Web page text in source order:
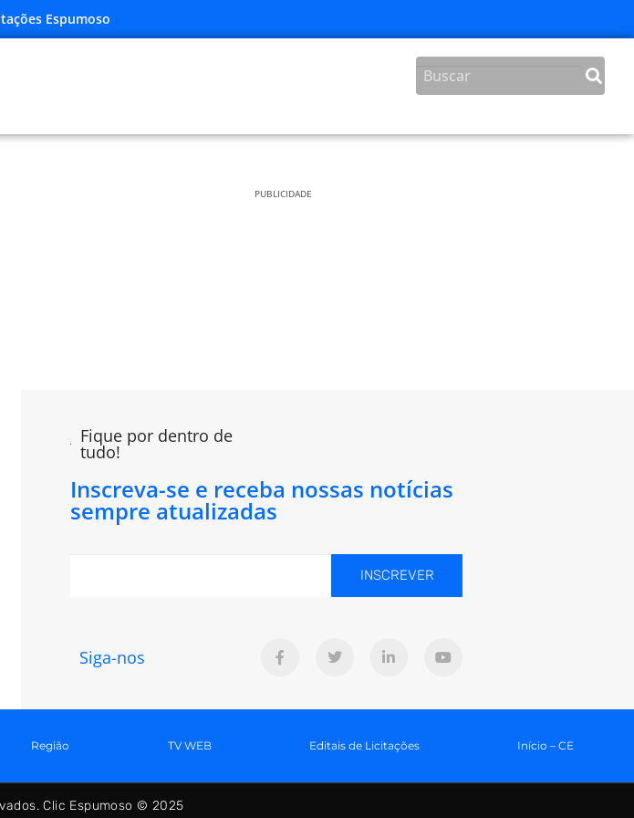
Espumoso
PUBLICIDADE
Fique por dentro de
tudo!
Inscreva-se e receba nossas notícias
sempre atualizadas
INSCREVER
Siga-nos
Região TV WEB Editais de Licitações Início – CE
Clic Espumoso © 2025